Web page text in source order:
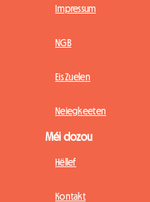
Impressum
NGB
Eis Zuelen
Neiegkeeten
Méi dozou
Hëllef
Kontakt